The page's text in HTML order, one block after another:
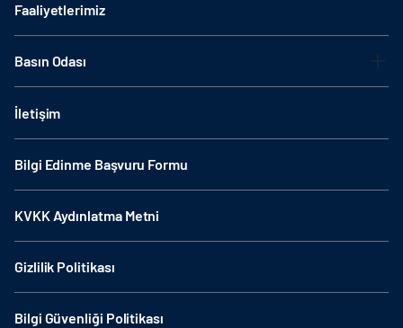
Faaliyetlerimiz
Basın Odası
İletişim
Bilgi Edinme Başvuru Formu
KVKK Aydınlatma Metni
Gizlilik Politikası
Bilgi Güvenliği Politikası